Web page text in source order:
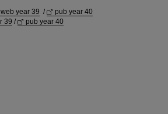
year 39 /
pub year 40
39 /
pub year 40